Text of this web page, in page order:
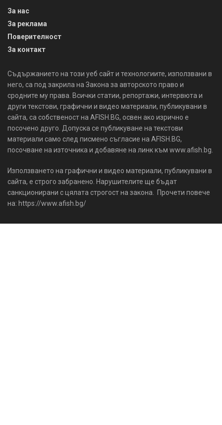
За нас
За реклама
Поверителност
За контакт
Съдържанието на този уеб сайт и технологиите, използвани в
него, са под закрила на Закона за авторското право и
сродните му права. Всички статии, репортажи, интервюта и
други текстови, графични и видео материали, публикувани в
сайта, са собственост на AFISH.BG, освен ако изрично е
посочено друго. Допуска се публикуване на текстови
материали само след писмено съгласие на AFISH.BG,
посочване на източника и добавяне на линк към www.afish.bg.
Използването на графични и видео материали, публикувани в
сайта, е строго забранено. Нарушителите ще бъдат
санкционирани с цялата строгост на закона. Прочети повече
на: https://www.afish.bg/